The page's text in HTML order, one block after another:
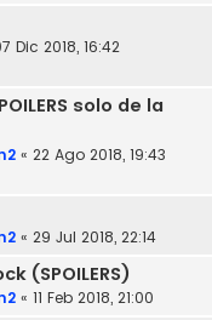
Dic 2018, 16:42
solo de la
« 22 Ago 2018, 19:43
« 29 Jul 2018, 22:14
(SPOILERS)
« 11 Feb 2018, 21:00